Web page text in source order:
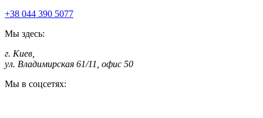
+38 044 390 5077
Мы здесь:
г. Киев
ул. Владимирская 61/11, офис 50
Мы в соцсетях: